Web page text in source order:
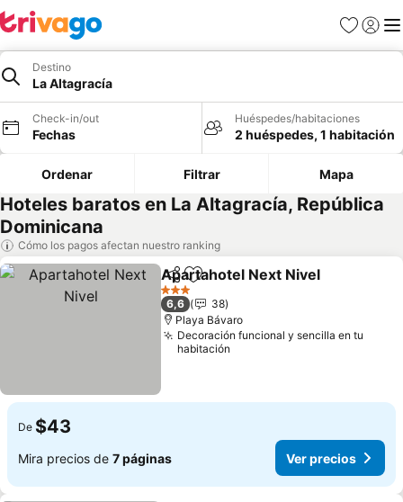
Favoritos
Iniciar
Destino
La Altagracía
Check-in/out
Fechas
Huéspedes/habitaciones
2 huéspedes, 1 habitación
Ordenar Filtrar Mapa
Hoteles baratos en La Altagracía, República
Dominicana
Cómo los pagos afectan nuestro ranking
CompartirAgregar a favoritos
Apartahotel Next Nivel
3 Estrellas
6,6
38
Playa Bávaro
Decoración funcional y sencilla en tu
habitación
De $43
Mira precios de 7 páginas Ver precios